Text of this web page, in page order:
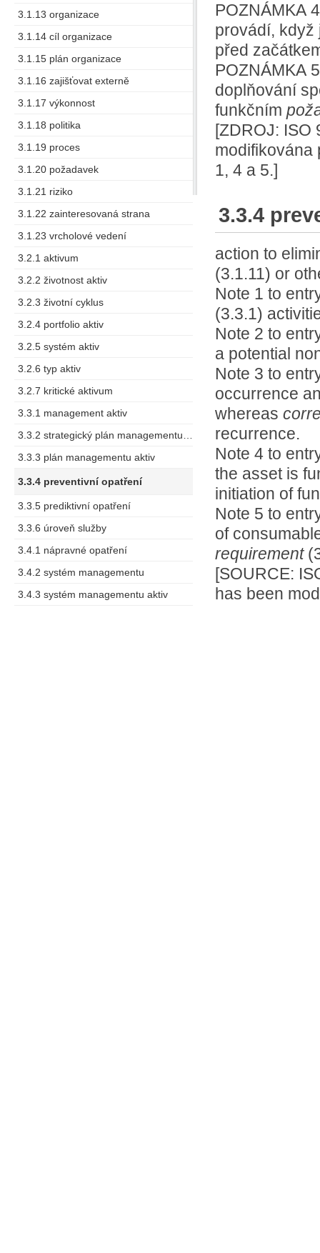
3.1.13 organizace
3.1.14 cíl organizace
3.1.15 plán organizace
3.1.16 zajišťovat externě
3.1.17 výkonnost
3.1.18 politika
3.1.19 proces
3.1.20 požadavek
3.1.21 riziko
3.1.22 zainteresovaná strana
3.1.23 vrcholové vedení
3.2.1 aktivum
3.2.2 životnost aktiv
3.2.3 životní cyklus
3.2.4 portfolio aktiv
3.2.5 systém aktiv
3.2.6 typ aktiv
3.2.7 kritické aktivum
3.3.1 management aktiv
3.3.3 plán managementu aktiv
3.3.4 preventivní opatření
3.3.5 prediktivní opatření
3.3.6 úroveň služby
3.4.1 nápravné opatření
3.4.2 systém managementu
3.4.3 systém managementu aktiv
POZNÁMKA
provádí, když
před
POZNÁMKA
doplňování
funkčním
[ZDROJ: ISO
modifikována
1, 4 a 5.]
3.3.4
action to
(3.1.11) or
Note 1 to
(3.3.1)
Note 2 to
a potential
Note 3 to
occurrence
whereas
recurrence.
Note 4 to
the asset is
initiation of
Note 5 to
of
requirement
[SOURCE:
has been